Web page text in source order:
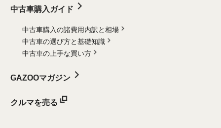
中古車購入ガイド
中古車購入の諸費用内訳と相場
中古車の選び方と基礎知識
中古車の上手な買い方
GAZOOマガジン
クルマを売る